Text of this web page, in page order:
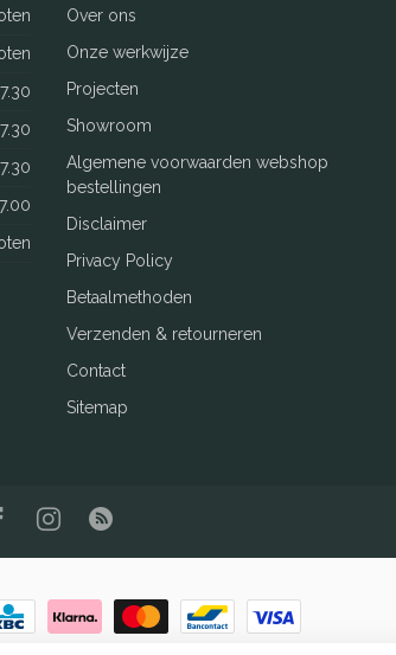
Over ons
Onze werkwijze
Projecten
Showroom
Algemene voorwaarden webshop
bestellingen
Disclaimer
Privacy Policy
Betaalmethoden
Verzenden & retourneren
Contact
Sitemap